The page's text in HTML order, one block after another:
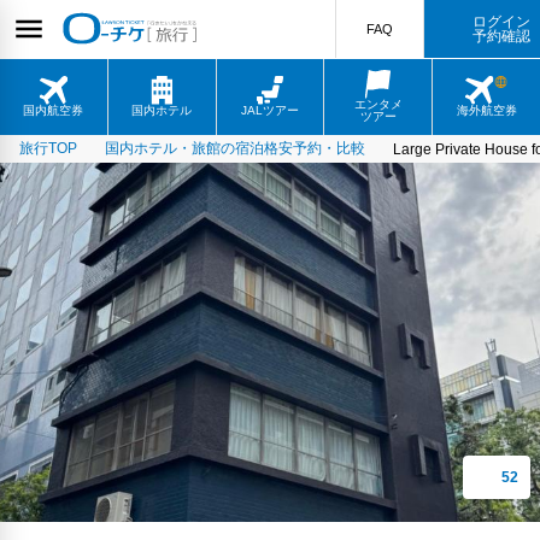
国内航空券 国内ホテル JALツアー
エンタメ
ツアー
海外航空券
FAQ
ログイン
予約確認
旅行TOP 国内ホテル・旅館の宿泊格安予約・比較 Large Private House